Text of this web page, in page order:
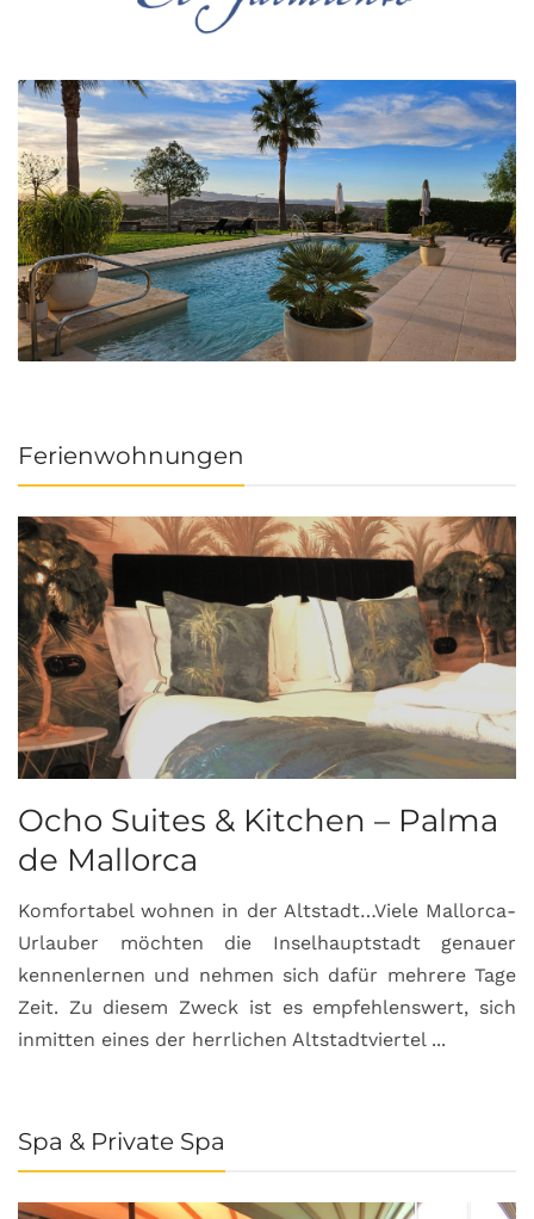
Ferienwohnungen
Ocho Suites & Kitchen – Palma
de Mallorca
Komfortabel wohnen in der Altstadt…Viele Mallorca-
Urlauber möchten die Inselhauptstadt genauer
kennenlernen und nehmen sich dafür mehrere Tage
Zeit. Zu diesem Zweck ist es empfehlenswert, sich
inmitten eines der herrlichen Altstadtviertel ...
Spa & Private Spa